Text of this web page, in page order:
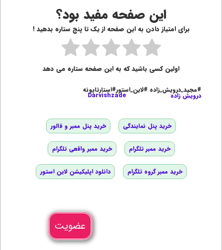
این صفحه مفید بود؟
برای امتیاز دادن به این صفحه از یک تا پنج ستاره بدهید !
اولین کسی باشید که به این صفحه ستاره می دهد
#مجید_درویش_زاده #لاین_استور#استارتاپونه
درویش زاده Darvishzade
خرید پنل نمایندگی خرید پنل ممبر و فالور
خرید ممبر تلگرام خرید ممبر واقعی تلگرام
خرید ممبر گروه تلگرام دانلود اپلیکیشن لاین استور
عضویت